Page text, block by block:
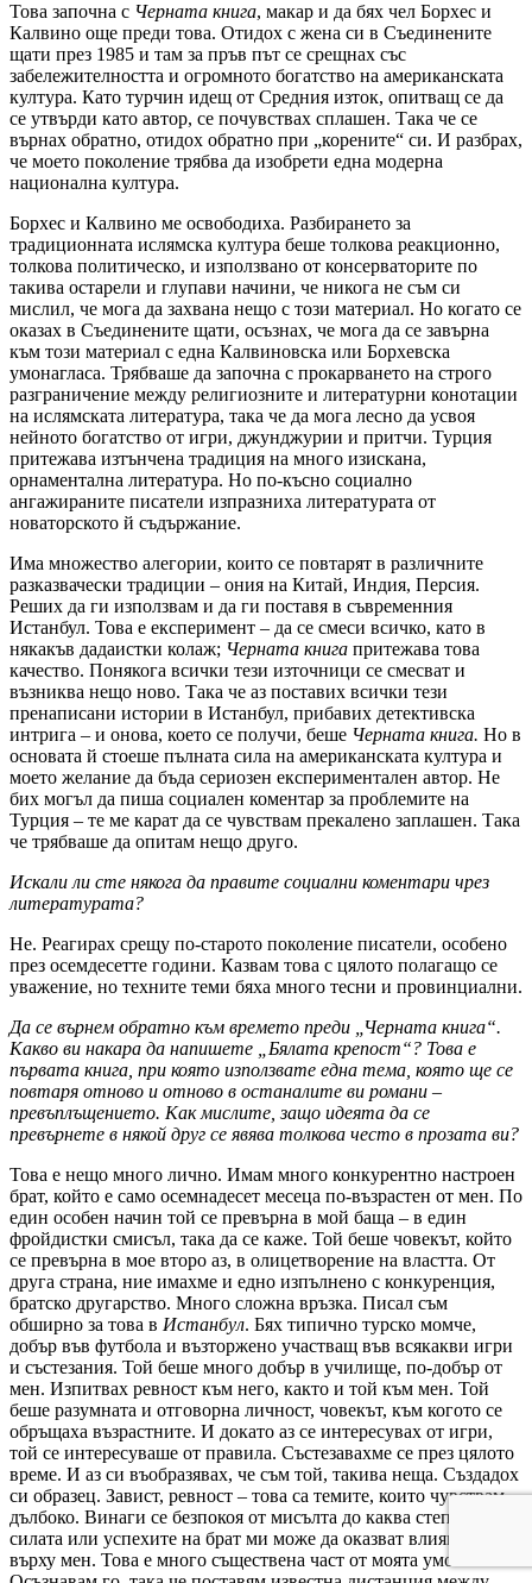
Това започна с Черната книга, макар и да бях чел Борхес и
Калвино още преди това. Отидох с жена си в Съединените
щати през 1985 и там за пръв път се срещнах със
забележителността и огромното богатство на американската
култура. Като турчин идещ от Средния изток, опитващ се да
се утвърди като автор, се почувствах сплашен. Така че се
върнах обратно, отидох обратно при „корените“ си. И разбрах,
че моето поколение трябва да изобрети една модерна
национална култура.
Борхес и Калвино ме освободиха. Разбирането за
традиционната ислямска култура беше толкова реакционно,
толкова политическо, и използвано от консерваторите по
такива остарели и глупави начини, че никога не съм си
мислил, че мога да захвана нещо с този материал. Но когато се
оказах в Съединените щати, осъзнах, че мога да се завърна
към този материал с една Калвиновска или Борхевска
умонагласа. Трябваше да започна с прокарването на строго
разграничение между религиозните и литературни конотации
на ислямската литература, така че да мога лесно да усвоя
нейното богатство от игри, джунджурии и притчи. Турция
притежава изтънчена традиция на много изискана,
орнаментална литература. Но по-късно социално
ангажираните писатели изпразниха литературата от
новаторското й съдържание.
Има множество алегории, които се повтарят в различните
разказвачески традиции – ония на Китай, Индия, Персия.
Реших да ги използвам и да ги поставя в съвременния
Истанбул. Това е експеримент – да се смеси всичко, като в
някакъв дадаистки колаж; Черната книга притежава това
качество. Понякога всички тези източници се смесват и
възниква нещо ново. Така че аз поставих всички тези
пренаписани истории в Истанбул, прибавих детективска
интрига – и онова, което се получи, беше Черната книга. Но в
основата й стоеше пълната сила на американската култура и
моето желание да бъда сериозен експериментален автор. Не
бих могъл да пиша социален коментар за проблемите на
Турция – те ме карат да се чувствам прекалено заплашен. Така
че трябваше да опитам нещо друго.
Искали ли сте някога да правите социални коментари чрез
литературата?
Не. Реагирах срещу по-старото поколение писатели, особено
през осемдесетте години. Казвам това с цялото полагащо се
уважение, но техните теми бяха много тесни и провинциални.
Да се върнем обратно към времето преди „Черната книга“.
Какво ви накара да напишете „Бялата крепост“? Това е
първата книга, при която използвате една тема, която ще се
повтаря отново и отново в останалите ви романи –
превъплъщението. Как мислите, защо идеята да се
превърнете в някой друг се явява толкова често в прозата ви?
Това е нещо много лично. Имам много конкурентно настроен
брат, който е само осемнадесет месеца по-възрастен от мен. По
един особен начин той се превърна в мой баща – в един
фройдистки смисъл, така да се каже. Той беше човекът, който
се превърна в мое второ аз, в олицетворение на властта. От
друга страна, ние имахме и едно изпълнено с конкуренция,
братско другарство. Много сложна връзка. Писал съм
обширно за това в Истанбул. Бях типично турско момче,
добър във футбола и възторжено участващ във всякакви игри
и състезания. Той беше много добър в училище, по-добър от
мен. Изпитвах ревност към него, както и той към мен. Той
беше разумната и отговорна личност, човекът, към когото се
обръщаха възрастните. И докато аз се интересувах от игри,
той се интересуваше от правила. Състезавахме се през цялото
време. И аз си въобразявах, че съм той, такива неща. Създадох
си образец. Завист, ревност – това са темите, които чувствам
дълбоко. Винаги се безпокоя от мисълта до каква степен
силата или успехите на брат ми може да оказват влияние
върху мен. Това е много съществена част от моята умонагласа.